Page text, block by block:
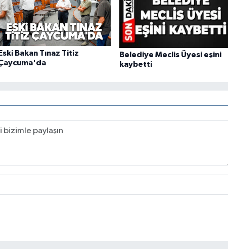
Eski Bakan Tınaz Titiz
Belediye Meclis Üyesi eşini
kaybetti